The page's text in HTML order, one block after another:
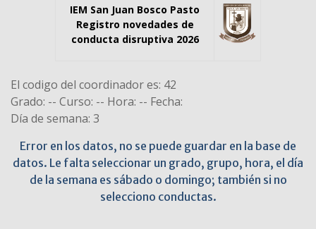
IEM San Juan Bosco Pasto
Registro novedades de
conducta disruptiva 2026
El codigo del coordinador es: 42
Grado: -- Curso: -- Hora: -- Fecha:
Día de semana: 3
Error en los datos, no se puede guardar en la base de
datos. Le falta seleccionar un grado, grupo, hora, el día
de la semana es sábado o domingo; también si no
selecciono conductas.